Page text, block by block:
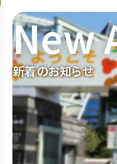
新着のお知らせ
New